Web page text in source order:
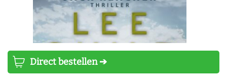
Direct bestellen ➔